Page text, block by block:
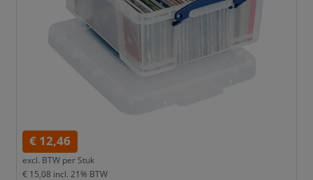
€ 12,46
excl. BTW per Stuk
€ 15,08 incl. 21% BTW